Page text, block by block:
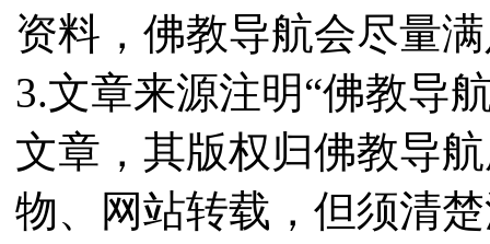
资料，佛教导航会尽量
3.文章来源注明“佛教导
文章，其版权归佛教导
物、网站转载，但须清